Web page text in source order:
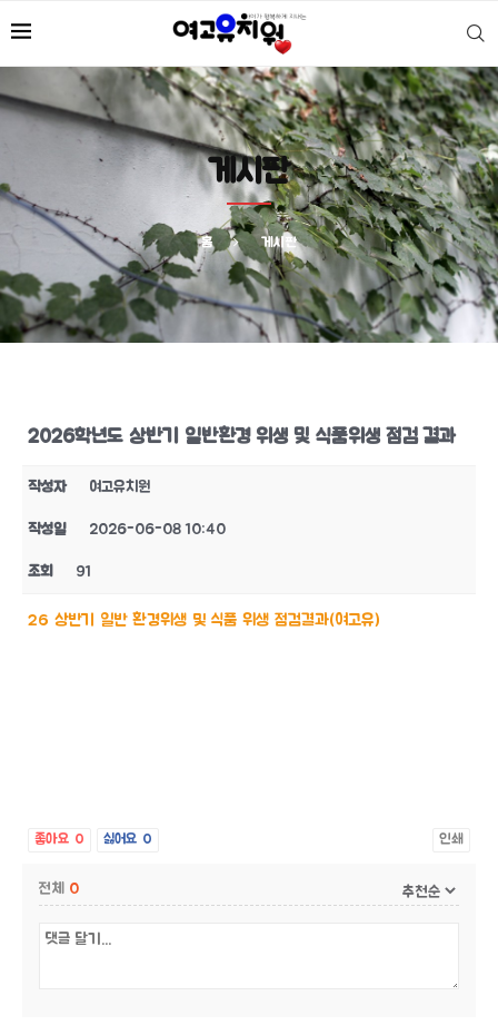
게시판
홈 게시판
2026학년도 상반기 일반환경 위생 및 식품위생 점검 결과
작성자 여고유치원
작성일 2026-06-08 10:40
조회 91
26 상반기 일반 환경위생 및 식품 위생 점검결과(여고유)
좋아요 0 싫어요 0 인쇄
전체 0